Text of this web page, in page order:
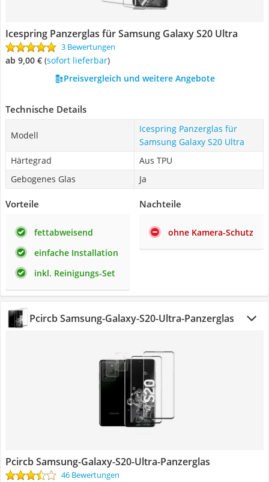
Icespring Panzerglas für Samsung Galaxy S20 Ultra
3 Bewertungen
ab 9,00 € ( Sofort lieferbar)
Preisvergleich und weitere Angebote
Technische Details
Modell
Icespring Panzerglas für
Samsung Galaxy S20 Ultra
Härtegrad
Aus TPU
Gebogenes Glas
Ja
Vorteile
fettabweisend
einfache Installation
inkl. Reinigungs-Set
Nachteile
ohne Kamera-Schutz
Pcircb Samsung-Galaxy-S20-Ultra-Panzerglas
Pcircb Samsung-Galaxy-S20-Ultra-Panzerglas
46 Bewertungen